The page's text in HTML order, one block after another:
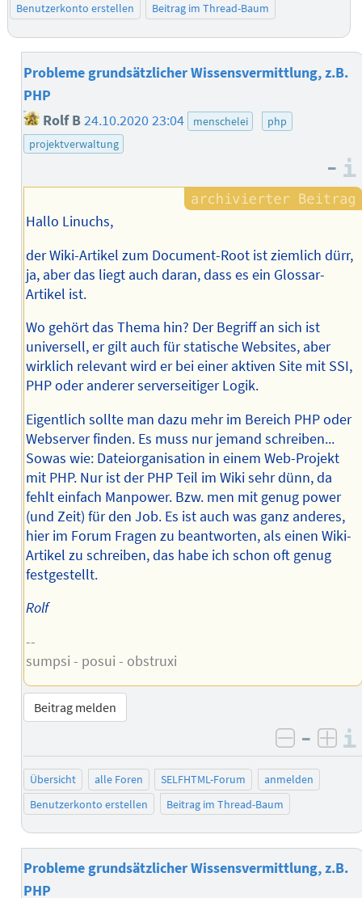
Benutzerkonto erstellen
Beitrag im Thread-Baum
Probleme grundsätzlicher Wissensvermittlung, z.B.
PHP
Rolf B24.10.2020 23:04 menschelei
php
projektverwaltung
–
Hallo Linuchs,
der Wiki-Artikel zum Document-Root ist ziemlich dürr,
ja, aber das liegt auch daran, dass es ein Glossar-
Artikel ist.
Wo gehört das Thema hin? Der Begriff an sich ist
universell, er gilt auch für statische Websites, aber
wirklich relevant wird er bei einer aktiven Site mit SSI,
PHP oder anderer serverseitiger Logik.
Eigentlich sollte man dazu mehr im Bereich PHP oder
Webserver finden. Es muss nur jemand schreiben...
Sowas wie: Dateiorganisation in einem Web-Projekt
mit PHP. Nur ist der PHP Teil im Wiki sehr dünn, da
fehlt einfach Manpower. Bzw. men mit genug power
(und Zeit) für den Job. Es ist auch was ganz anderes,
hier im Forum Fragen zu beantworten, als einen Wiki-
Artikel zu schreiben, das habe ich schon oft genug
festgestellt.
Rolf
--
sumpsi - posui - obstruxi
Beitrag melden
negativ
–
Übersicht alle Foren SELFHTML-Forum
anmelden
Benutzerkonto erstellen
Beitrag im Thread-Baum
Probleme grundsätzlicher Wissensvermittlung, z.B.
PHP